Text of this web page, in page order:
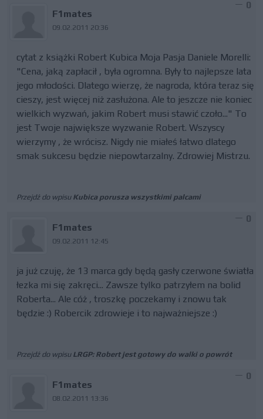
F1mates
09.02.2011 20:36
0
cytat z książki Robert Kubica Moja Pasja Daniele Morelli:
"Cena, jaką zapłacił , była ogromna. Były to najlepsze lata
jego młodości. Dlatego wierzę, że nagroda, która teraz się
cieszy, jest więcej niż zasłużona. Ale to jeszcze nie koniec
wielkich wyzwań, jakim Robert musi stawić czoło..." To
jest Twoje największe wyzwanie Robert. Wszyscy
wierzymy , że wrócisz. Nigdy nie miałeś łatwo dlatego
smak sukcesu będzie niepowtarzalny. Zdrowiej Mistrzu.
Przejdź do wpisu Kubica porusza wszystkimi palcami
F1mates
09.02.2011 12:45
0
ja już czuję, że 13 marca gdy będą gasły czerwone światła
łezka mi się zakręci... Zawsze tylko patrzyłem na bolid
Roberta... Ale cóż , troszkę poczekamy i znowu tak
będzie :) Robercik zdrowieje i to najważniejsze :)
Przejdź do wpisu LRGP: Robert jest gotowy do walki o powrót
F1mates
08.02.2011 13:36
0